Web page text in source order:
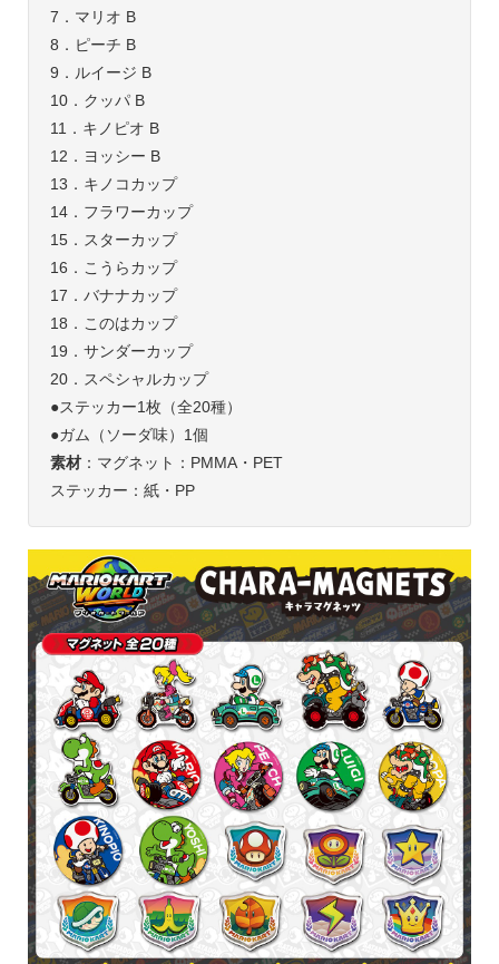
7．マリオ B
8．ピーチ B
9．ルイージ B
10．クッパ B
11．キノピオ B
12．ヨッシー B
13．キノコカップ
14．フラワーカップ
15．スターカップ
16．こうらカップ
17．バナナカップ
18．このはカップ
19．サンダーカップ
20．スペシャルカップ
●ステッカー1枚（全20種）
●ガム（ソーダ味）1個
素材：マグネット：PMMA・PET
ステッカー：紙・PP